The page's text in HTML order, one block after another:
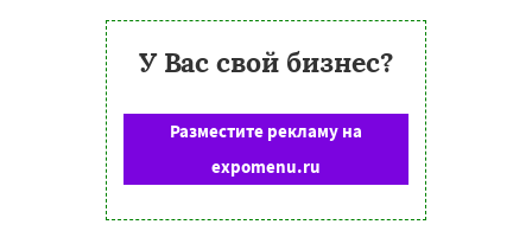
У Вас свой бизнес?
Разместите рекламу на
expomenu.ru